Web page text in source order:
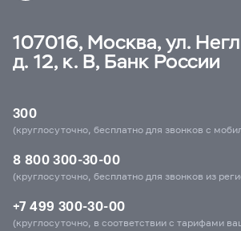
107016, Москва, ул.
д. 12, к. В, Банк России
300
(круглосуточно, бесплатно для звонков с
8 800 300-30-00
(круглосуточно, бесплатно для звонков из
+7 499 300-30-00
(круглосуточно, в соответствии с тарифами